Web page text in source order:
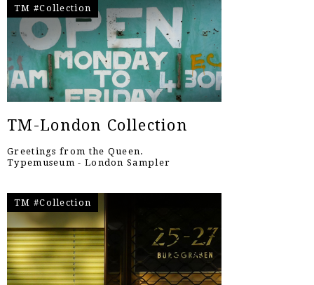
TM #Collection
TM-London Collection
Greetings from the Queen.
Typemuseum - London Sampler
TM #Collection